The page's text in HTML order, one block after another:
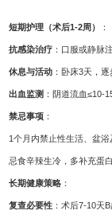
短期护理（术后1-2周） ：
抗感染治疗 ：口服或静脉
休息与活动 ：卧床3天，
出血监测 ：阴道流血≤10-
禁忌事项 ：
1个月内禁止性生活、盆浴
忌食辛辣生冷，多补充蛋
长期健康策略 ：
复查必要性 ：术后7-10天